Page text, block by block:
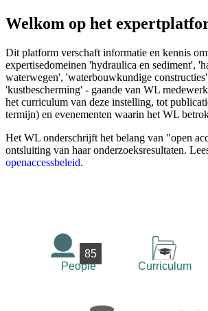
Welkom op het
Dit platform verschaft informatie en kennis
expertisedomeinen 'hydraulica en sediment',
waterwegen', 'waterbouwkundige
'kustbescherming' - gaande van WL
het curriculum van deze instelling, tot
termijn) en evenementen waarin het WL
Het WL onderschrijft het belang van "open
ontsluiting van haar onderzoeksresultaten.
openaccessbeleid.
85
People
Curriculum